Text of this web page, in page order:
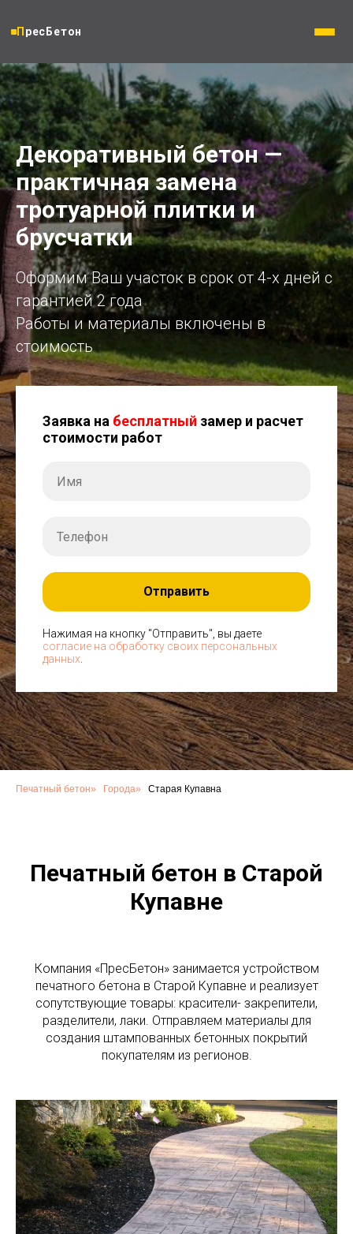
ПресБетон
Декоративный бетон —
практичная замена
тротуарной плитки и
брусчатки
Оформим Ваш участок в срок от 4-х дней с
гарантией 2 года
Работы и материалы включены в
стоимость
Заявка на бесплатный замер и расчет
стоимости работ
Отправить
Нажимая на кнопку "Отправить", вы даете
согласие на обработку своих персональных
данных
Печатный бетон» Города» Старая Купавна
Печатный бетон в Старой
Купавне
Компания «ПресБетон» занимается устройством
печатного бетона в Старой Купавне и реализует
сопутствующие товары: красители- закрепители,
разделители, лаки. Отправляем материалы для
создания штампованных бетонных покрытий
покупателям из регионов.